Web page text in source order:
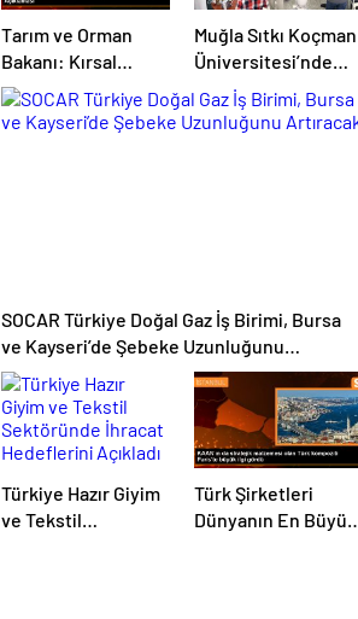
Tarım ve Orman
Bakanı: Kırsal
kalkınmada
gençlere ve
Muğla Sıtkı Koçman
Üniversitesi’nde
Turizm Sektörü ve
Öğrenciler Buluştu
SOCAR Türkiye Doğal Gaz İş Birimi, Bursa
ve Kayseri’de Şebeke Uzunluğunu
Artıracak
Türkiye Hazır Giyim
ve Tekstil
Türk Şirketleri
Dünyanın En Büyük